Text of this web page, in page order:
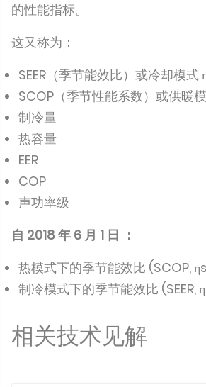
的性能指标。
这又称为：
SEER（季节能效比）或冷却模式
SCOP（季节性能系数）或供暖
制冷量
热容量
EER
COP
声功率级
自 2018 年 6 月 1 日 ：
热模式下的季节能效比 (SCOP,
制冷模式下的季节能效比 (SEER,
相关技术见解